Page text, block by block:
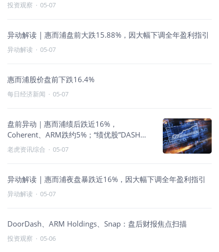
投资观察 · 05-07
异动解读 | 惠而浦盘前大跌15.88%，因大幅下调全年盈利指引
异动解读 · 05-07
惠而浦股价盘前下跌16.4%
每日经济新闻 · 05-07
盘前异动｜惠而浦绩后跌近16%，
Coherent、ARM跌约5%；“绩优股”DASH涨
超11%，Applovin涨超2%
老虎资讯综合 · 05-07
异动解读 | 惠而浦夜盘暴跌近16%，因大幅下调全年盈利指引
异动解读 · 05-07
DoorDash、ARM Holdings、Snap：盘后财报焦点扫描
投资观察 · 05-06